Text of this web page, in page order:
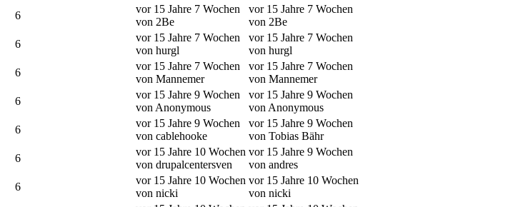
6
vor 15 Jahre 7 Wochen
von 2Be
vor 15 Jahre 7 Wochen
von 2Be
6
vor 15 Jahre 7 Wochen
von hurgl
vor 15 Jahre 7 Wochen
von hurgl
6
vor 15 Jahre 7 Wochen
von Mannemer
vor 15 Jahre 7 Wochen
von Mannemer
6
vor 15 Jahre 9 Wochen
von Anonymous
vor 15 Jahre 9 Wochen
von Anonymous
6
vor 15 Jahre 9 Wochen
von cablehooke
vor 15 Jahre 9 Wochen
von Tobias Bähr
6
vor 15 Jahre 10 Wochen
von drupalcentersven
vor 15 Jahre 9 Wochen
von andres
6
vor 15 Jahre 10 Wochen
von nicki
vor 15 Jahre 10 Wochen
von nicki